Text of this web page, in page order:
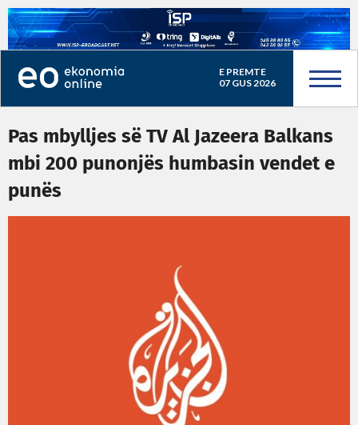
E PREMTE
07 GUS 2026
Pas mbylljes së TV Al Jazeera Balkans
mbi 200 punonjës humbasin vendet e
punës